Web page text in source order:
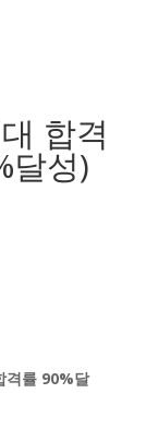
합격
달성)
격률 90%달